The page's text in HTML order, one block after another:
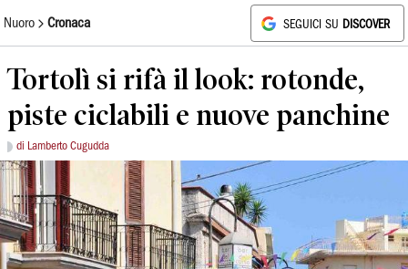
Nuoro Cronaca SEGUICI SU DISCOVER
Tortolì si rifà il look: rotonde,
piste ciclabili e nuove panchine
di Lamberto Cugudda